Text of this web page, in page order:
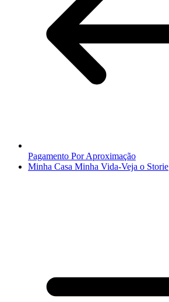
Pagamento Por Aproximação
Minha Casa Minha Vida-Veja o Storie